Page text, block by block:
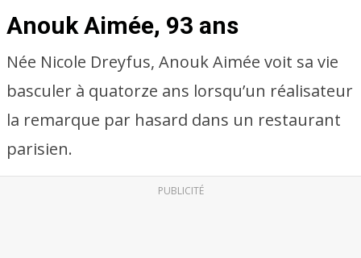
Anouk Aimée, 93 ans
Née Nicole Dreyfus, Anouk Aimée voit sa vie
basculer à quatorze ans lorsqu’un réalisateur
la remarque par hasard dans un restaurant
parisien.
PUBLICITÉ